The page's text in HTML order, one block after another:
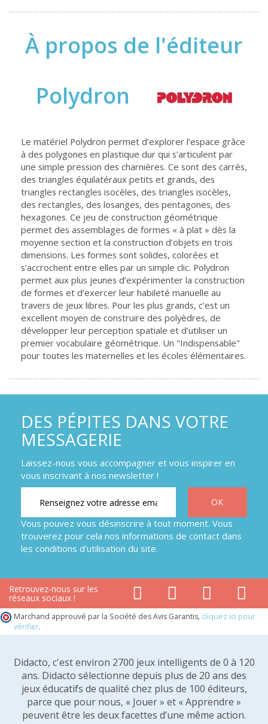
À propos de l'éditeur
Polydron
Le matériel Polydron permet d’explorer l’espace grâce
à des polygones en plastique dur qui s’articulent par
une simple pression des charnières. Ce sont des carrés,
des triangles équilatéraux petits et grands, des
triangles rectangles isocèles, des triangles isocèles,
des rectangles, des losanges, des pentagones, des
hexagones. Ce jeu de construction géométrique
permet des assemblages de formes « à plat » dès la
moyenne section et la construction d’objets en trois
dimensions. Les formes sont solides, colorées et
s’accrochent entre elles par un simple clic. Polydron
permet aux plus jeunes d’expérimenter la construction
de formes et d’exercer leur habileté manuelle au
travers de jeux libres. Pour les plus grands, c’est un
excellent moyen de construire des polyèdres, de
développer leur perception spatiale et d’utiliser un
premier vocabulaire géométrique. Un "Indispensable"
pour toutes les maternelles et les écoles élémentaires.
DES PÉPITES DANS VOTRE
MESSAGERIE
Laissez-nous vous accompagner et vous inspirer en
vous inscrivant à nos newsletter !
Vous pouvez vous désinscrire à tout moment. Vous
trouverez pour cela nos informations de contact dans
les conditions d'utilisation du site.
Retrouvez-nous sur les
réseaux sociaux !
Marchand approuvé par la Société des Avis Garantis, cliquez ici pour
vérifier.
Didacto, c'est environ 2700 jeux intelligents de 0 à 120
ans. Didacto sélectionne depuis plus de 20 ans des
jeux éducatifs de qualité chez plus de 100 éditeurs,
parce que pour nous, « Jouer » et « Apprendre »
peuvent être les deux facettes d’une même action.